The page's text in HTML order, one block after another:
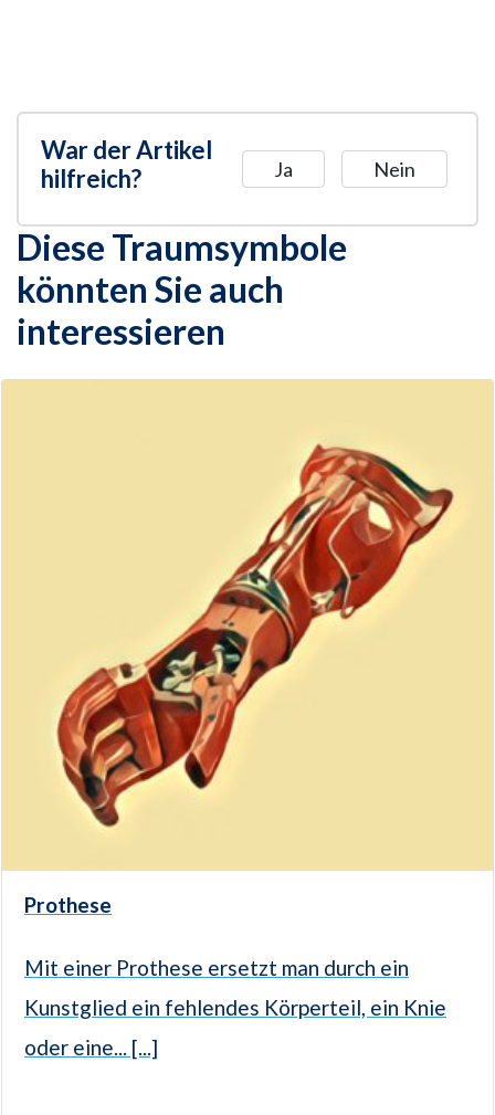
War der Artikel
hilfreich?
Ja Nein
Diese Traumsymbole
könnten Sie auch
interessieren
Prothese
Mit einer Prothese ersetzt man durch ein
Kunstglied ein fehlendes Körperteil, ein Knie
oder eine... [...]